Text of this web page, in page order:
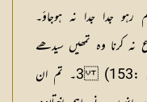
رہو جدا جدا نہ ہوجاؤ۔
اتباع نہ کرنا وہ تمھیں سیدھے
راستہ سے گمراہ کردیں گے۔ (آل عمران :153) 3۔ تم ان